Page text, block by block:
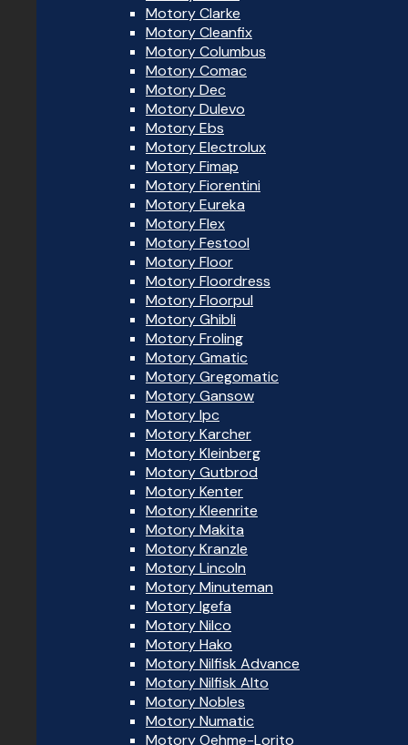
Motory Clarke
Motory Cleanfix
Motory Columbus
Motory Comac
Motory Dec
Motory Dulevo
Motory Ebs
Motory Electrolux
Motory Fimap
Motory Fiorentini
Motory Eureka
Motory Flex
Motory Festool
Motory Floor
Motory Floordress
Motory Floorpul
Motory Ghibli
Motory Froling
Motory Gmatic
Motory Gregomatic
Motory Gansow
Motory Ipc
Motory Karcher
Motory Kleinberg
Motory Gutbrod
Motory Kenter
Motory Kleenrite
Motory Makita
Motory Kranzle
Motory Lincoln
Motory Minuteman
Motory Igefa
Motory Nilco
Motory Hako
Motory Nilfisk Advance
Motory Nilfisk Alto
Motory Nobles
Motory Numatic
Motory Oehme-Lorito